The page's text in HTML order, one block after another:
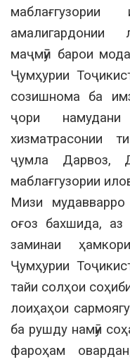
амалигардонии
маҷмӯӣ барои
Ҷумҳурии
созишнома ба
ҷори
хизматрасонии
ҷумла Дарвоз,
маблағгузории
Мизи
оғоз бахшида,
заминаи
Ҷумҳурии
тайи солҳои
лоиҳаҳои
ба рушду намӯи
фароҳам